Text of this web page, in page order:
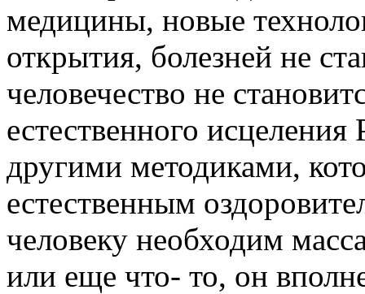
медицины, новые
открытия, болезней не
человечество не
естественного исцеления
другими методиками,
естественным
человеку необходим
или еще что- то, он